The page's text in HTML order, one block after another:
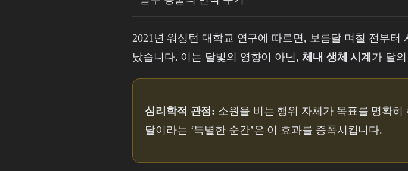
2021년 워싱턴 대학교 연구에 따르면, 보름달 며칠 전부
났습니다. 이는 달빛의 영향이 아닌, 체내 생체 시계 가 달
심리학적 관점: 소원을 비는 행위 자체가 목표를 명확
달이라는 ‘특별한 순간’은 이 효과를 증폭시킵니다.